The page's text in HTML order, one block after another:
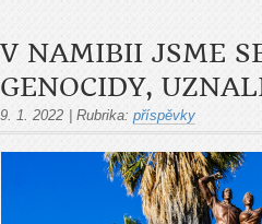
V NAMIBII JSME
GENOCIDY,
9. 1. 2022 | Rubrika: příspěvky